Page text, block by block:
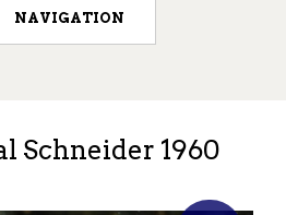
NAVIGATION
Schneider 1960